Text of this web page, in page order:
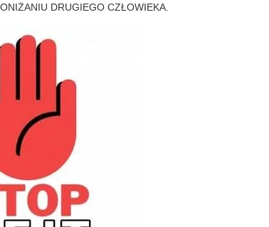
DRUGIEGO CZŁOWIEKA.